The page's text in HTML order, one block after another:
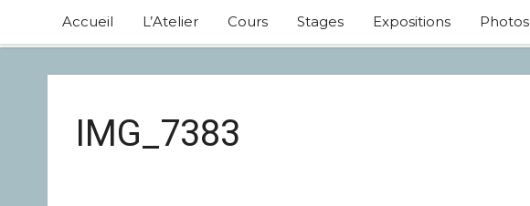
Accueil L’Atelier Cours Stages Expositions Photos
IMG_7383